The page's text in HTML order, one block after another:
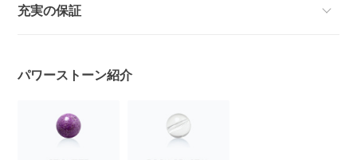
充実の保証
パワーストーン紹介